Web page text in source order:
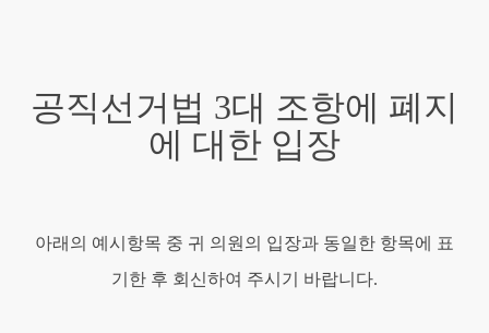
공직선거법 3대 조항에 폐지
에 대한 입장
아래의 예시항목 중 귀 의원의 입장과 동일한 항목에 표
기한 후 회신하여 주시기 바랍니다.